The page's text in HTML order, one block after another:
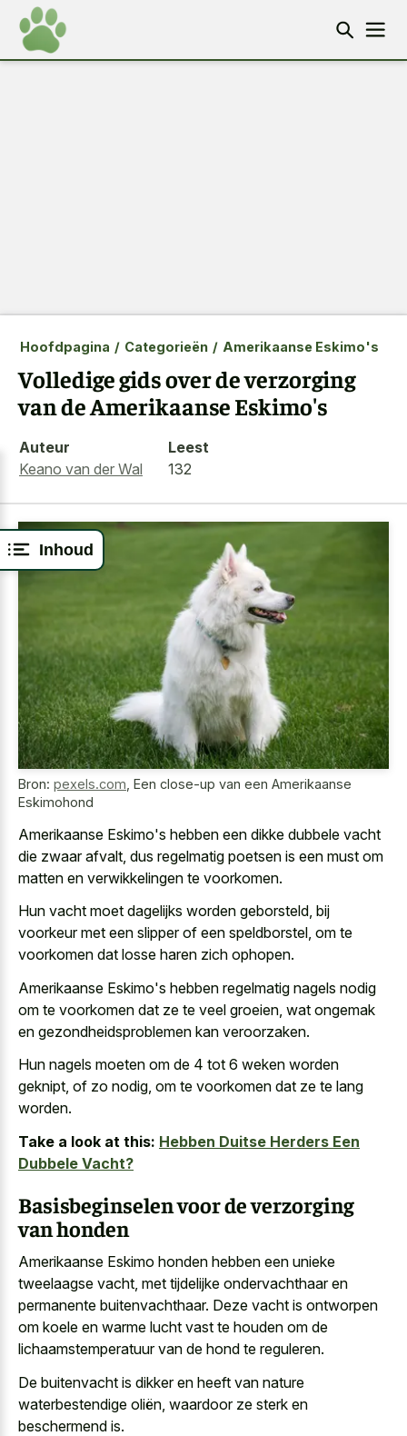
Inhoud
Hoofdpagina / Categorieën / Amerikaanse Eskimo's
Volledige gids over de verzorging
van de Amerikaanse Eskimo's
Auteur
Keano van der Wal
Leest
132
Bron: pexels.com Een close-up van een Amerikaanse
Eskimohond
Amerikaanse Eskimo's hebben een dikke dubbele vacht
die zwaar afvalt , dus regelmatig poetsen is een must om
matten en verwikkelingen te voorkomen.
Hun vacht moet dagelijks worden geborsteld, bij
voorkeur met een slipper of een speldborstel, om te
voorkomen dat losse haren zich ophopen.
Amerikaanse Eskimo's hebben regelmatig nagels nodig
om te voorkomen dat ze te veel groeien, wat ongemak
en gezondheidsproblemen kan veroorzaken.
Hun nagels moeten om de 4 tot 6 weken worden
geknipt, of zo nodig, om te voorkomen dat ze te lang
worden.
Take a look at this: Hebben Duitse Herders Een
Dubbele Vacht?
Basisbeginselen voor de verzorging
van honden
Amerikaanse Eskimo honden hebben een unieke
tweelaagse vacht, met tijdelijke ondervachthaar en
permanente buitenvachthaar. Deze vacht is ontworpen
om koele en warme lucht vast te houden om de
lichaamstemperatuur van de hond te reguleren.
De buitenvacht is dikker en heeft van nature
waterbestendige oliën, waardoor ze sterk en
beschermend is.